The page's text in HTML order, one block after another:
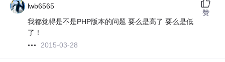
lwb6565
我都觉得是不是PHP版本的问题 要么是高了 要么是低
了！
2015-03-28
赞